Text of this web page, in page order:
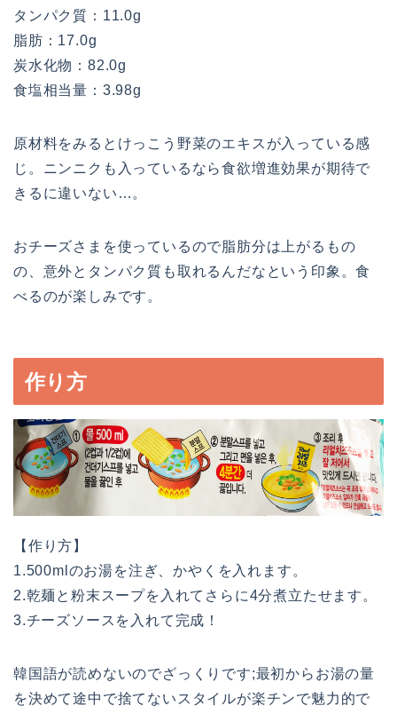
タンパク質：11.0g
脂肪：17.0g
炭水化物：82.0g
食塩相当量：3.98g
原材料をみるとけっこう野菜のエキスが入っている感
じ。ニンニクも入っているなら食欲増進効果が期待で
きるに違いない…。
おチーズさまを使っているので脂肪分は上がるもの
の、意外とタンパク質も取れるんだなという印象。食
べるのが楽しみです。
作り方
【作り方】
1.500mlのお湯を注ぎ、かやくを入れます。
2.乾麺と粉末スープを入れてさらに4分煮立たせます。
3.チーズソースを入れて完成！
韓国語が読めないのでざっくりです;最初からお湯の量
を決めて途中で捨てないスタイルが楽チンで魅力的で